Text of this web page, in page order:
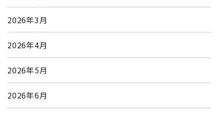
2026年3月
2026年4月
2026年5月
2026年6月